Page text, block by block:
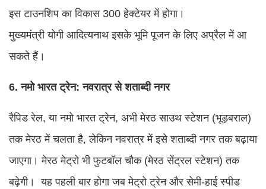
इस टाउनशिप का विकास 300 हेक्टेयर में होगा।
मुख्यमंत्री योगी आदित्यनाथ इसके भूमि पूजन के लिए अप्रैल में आ
सकते हैं।
6. नमो भारत ट्रेन: नवरात्र से शताब्दी नगर
रैपिड रेल, या नमो भारत ट्रेन, अभी मेरठ साउथ स्टेशन (भूड़बराल)
तक मेरठ में चलता है, लेकिन नवरात्र में इसे शताब्दी नगर तक बढ़ाया
जाएगा। मेरठ मेट्रो भी फुटबॉल चौक (मेरठ सेंट्रल स्टेशन) तक
बढ़ेगी। यह पहली बार होगा जब मेट्रो ट्रेन और सेमी-हाई स्पीड